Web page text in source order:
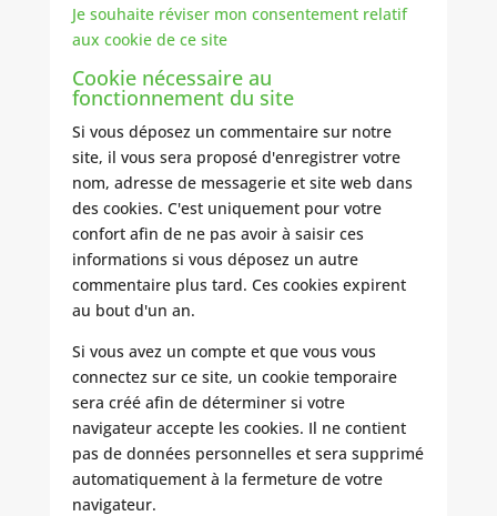
Je souhaite réviser mon consentement relatif
aux cookie de ce site
Cookie nécessaire au
fonctionnement du site
Si vous déposez un commentaire sur notre
site, il vous sera proposé d'enregistrer votre
nom, adresse de messagerie et site web dans
des cookies. C'est uniquement pour votre
confort afin de ne pas avoir à saisir ces
informations si vous déposez un autre
commentaire plus tard. Ces cookies expirent
au bout d'un an.
Si vous avez un compte et que vous vous
connectez sur ce site, un cookie temporaire
sera créé afin de déterminer si votre
navigateur accepte les cookies. Il ne contient
pas de données personnelles et sera supprimé
automatiquement à la fermeture de votre
navigateur.